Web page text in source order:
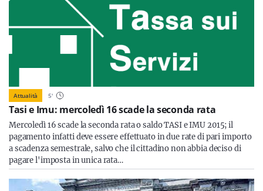
Attualità 5'
Tasi e Imu: mercoledì 16 scade la seconda rata
Mercoledì 16 scade la seconda rata o saldo TASI e IMU 2015; il
pagamento infatti deve essere effettuato in due rate di pari importo
a scadenza semestrale, salvo che il cittadino non abbia deciso di
pagare l'imposta in unica rata…